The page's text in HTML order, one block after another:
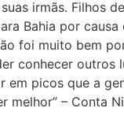
irmãs. Filhos
Bahia por
foi muito bem
conhecer outros
em picos que a
melhor” – Conta